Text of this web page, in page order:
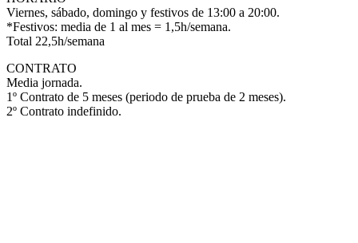
Viernes, sábado, domingo y festivos de 13:00 a 20:00.
*Festivos: media de 1 al mes = 1,5h/semana.
Total 22,5h/semana
CONTRATO
Media jornada.
1º Contrato de 5 meses (periodo de prueba de 2 meses).
2º Contrato indefinido.